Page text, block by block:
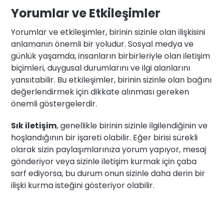
Yorumlar ve Etkileşimler
Yorumlar ve etkileşimler, birinin sizinle olan ilişkisini
anlamanın önemli bir yoludur. Sosyal medya ve
günlük yaşamda, insanların birbirleriyle olan iletişim
biçimleri, duygusal durumlarını ve ilgi alanlarını
yansıtabilir. Bu etkileşimler, birinin sizinle olan bağını
değerlendirmek için dikkate alınması gereken
önemli göstergelerdir.
Sık iletişim, genellikle birinin sizinle ilgilendiğinin ve
hoşlandığının bir işareti olabilir. Eğer birisi sürekli
olarak sizin paylaşımlarınıza yorum yapıyor, mesaj
gönderiyor veya sizinle iletişim kurmak için çaba
sarf ediyorsa, bu durum onun sizinle daha derin bir
ilişki kurma isteğini gösteriyor olabilir.